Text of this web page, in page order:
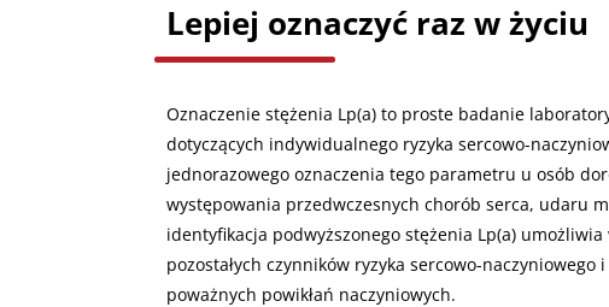
Lepiej oznaczyć raz w życiu
Oznaczenie stężenia Lp(a) to proste badanie
dotyczących indywidualnego ryzyka sercowo-
jednorazowego oznaczenia tego parametru u osób
występowania przedwczesnych chorób serca, udaru
identyfikacja podwyższonego stężenia Lp(a)
pozostałych czynników ryzyka sercowo-
poważnych powikłań naczyniowych.